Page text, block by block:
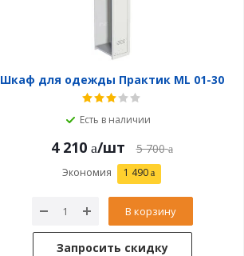
Шкаф для одежды Практик ML 01-30
Есть в наличии
4 210 /шт 5 700
Экономия 1 490
В корзину
Запросить скидку